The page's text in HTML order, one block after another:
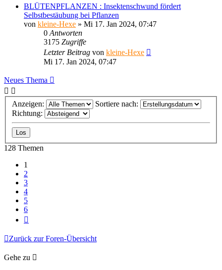
BLÜTENPFLANZEN : Insektenschwund fördert
Selbstbestäubung bei Pflanzen
von kleine-Hexe » Mi 17. Jan 2024, 07:47
0 Antworten
3175 Zugriffe
Letzter Beitrag von kleine-Hexe
Mi 17. Jan 2024, 07:47
Neues Thema
Anzeigen:
Sortiere nach:
Richtung:
128 Themen
1
2
3
4
5
6
Zurück zur Foren-Übersicht
Gehe zu